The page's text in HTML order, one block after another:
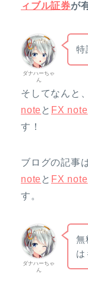
ィブル証券が
ダナハーちゃ
ん
特
そしてなんと
note と FX note
す！
ブログの記事
note と FX note
す。
ダナハーちゃ
ん
無
は